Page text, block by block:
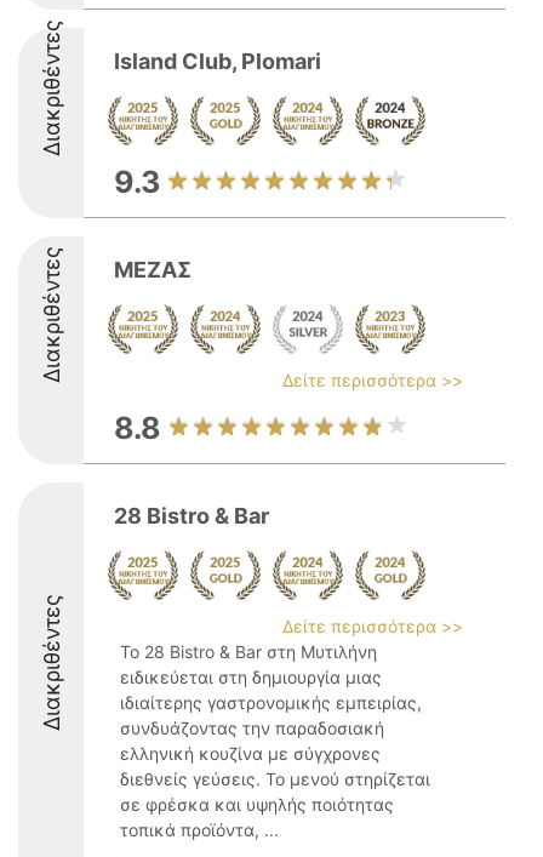
Διακριθέντες Island Club, Plomari
9.3
Διακριθέντες ΜΕΖΑΣ
Δείτε περισσότερα >>
8.8
Διακριθέντες
28 Bistro & Bar
Δείτε περισσότερα >>
Το 28 Bistro & Bar στη Μυτιλήνη
ειδικεύεται στη δημιουργία μιας
ιδιαίτερης γαστρονομικής εμπειρίας,
συνδυάζοντας την παραδοσιακή
ελληνική κουζίνα με σύγχρονες
διεθνείς γεύσεις. Το μενού στηρίζεται
σε φρέσκα και υψηλής ποιότητας
τοπικά προϊόντα, ...